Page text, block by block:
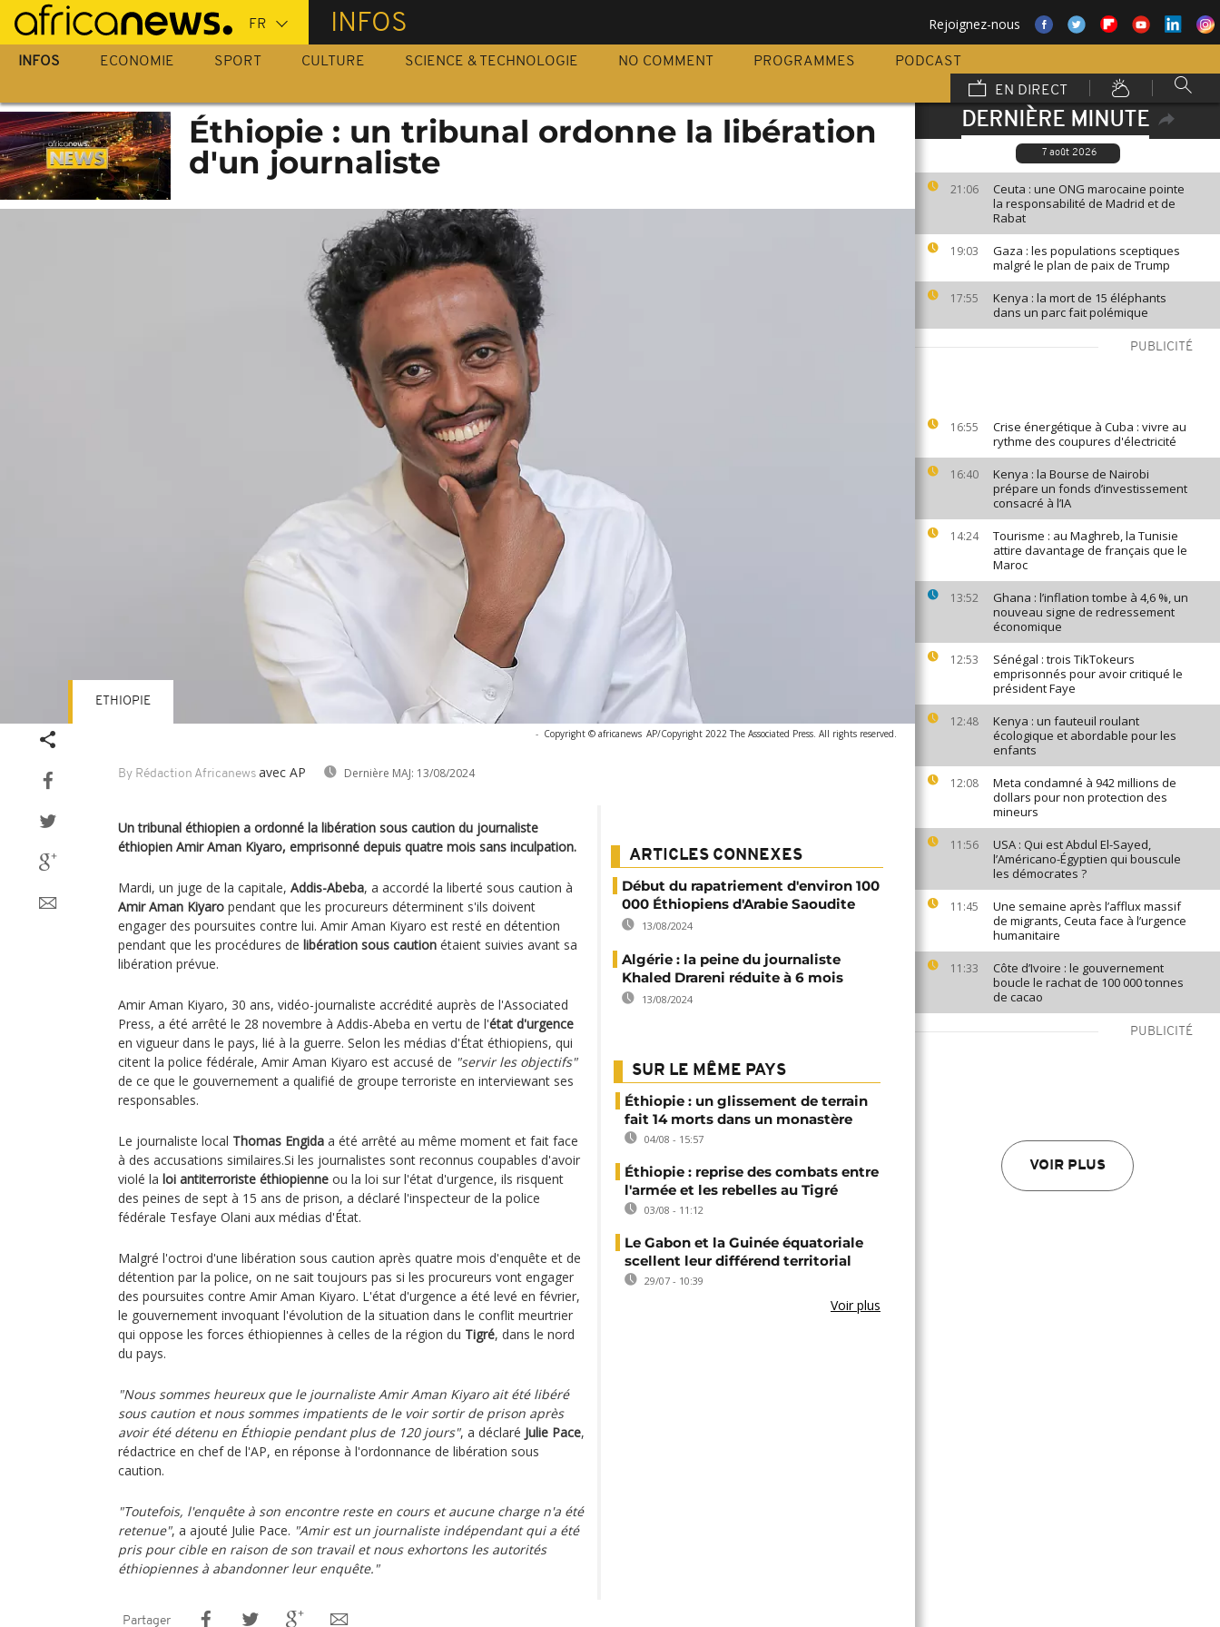
Passer
au
contenu
INFOS Rejoignez-nous
INFOS ECONOMIE SPORT CULTURE SCIENCE & TECHNOLOGIE NO COMMENT PROGRAMMES
PODCAST
EN DIRECT
DERNIÈRE MINUTE
7 août 2026
21:06
Ceuta : une ONG marocaine pointe
la responsabilité de Madrid et de
Rabat
19:03
Gaza : les populations sceptiques
malgré le plan de paix de Trump
17:55
Kenya : la mort de 15 éléphants
dans un parc fait polémique
PUBLICITÉ
16:55
Crise énergétique à Cuba : vivre au
rythme des coupures d'électricité
16:40
Kenya : la Bourse de Nairobi
prépare un fonds d’investissement
consacré à l’IA
14:24
Tourisme : au Maghreb, la Tunisie
attire davantage de français que le
Maroc
13:52
Ghana : l’inflation tombe à 4,6 %, un
nouveau signe de redressement
économique
12:53
Sénégal : trois TikTokeurs
emprisonnés pour avoir critiqué le
président Faye
12:48
Kenya : un fauteuil roulant
écologique et abordable pour les
enfants
12:08
Meta condamné à 942 millions de
dollars pour non protection des
mineurs
11:56
USA : Qui est Abdul El-Sayed,
l’Américano-Égyptien qui bouscule
les démocrates ?
11:45
Une semaine après l’afflux massif
de migrants, Ceuta face à l’urgence
humanitaire
11:33
Côte d’Ivoire : le gouvernement
boucle le rachat de 100 000 tonnes
de cacao
PUBLICITÉ
VOIR PLUS
Éthiopie : un tribunal ordonne la libération
d'un journaliste
- Copyright © africanews AP/Copyright 2022 The Associated Press. All rights reserved.
By Rédaction Africanews avec AP Dernière MAJ: 13/08/2024
ETHIOPIE
Un tribunal éthiopien a ordonné la libération sous caution du journaliste
éthiopien Amir Aman Kiyaro, emprisonné depuis quatre mois sans inculpation.
Mardi, un juge de la capitale, Addis-Abeba, a accordé la liberté sous caution à
Amir Aman Kiyaro pendant que les procureurs déterminent s'ils doivent
engager des poursuites contre lui. Amir Aman Kiyaro est resté en détention
pendant que les procédures de libération sous caution étaient suivies avant sa
libération prévue.
Amir Aman Kiyaro, 30 ans, vidéo-journaliste accrédité auprès de l'Associated
Press, a été arrêté le 28 novembre à Addis-Abeba en vertu de l'état d'urgence
en vigueur dans le pays, lié à la guerre. Selon les médias d'État éthiopiens, qui
citent la police fédérale, Amir Aman Kiyaro est accusé de "servir les objectifs"
de ce que le gouvernement a qualifié de groupe terroriste en interviewant ses
responsables.
Le journaliste local Thomas Engida a été arrêté au même moment et fait face
à des accusations similaires.Si les journalistes sont reconnus coupables d'avoir
violé la loi antiterroriste éthiopienne ou la loi sur l'état d'urgence, ils risquent
des peines de sept à 15 ans de prison, a déclaré l'inspecteur de la police
fédérale Tesfaye Olani aux médias d'État.
Malgré l'octroi d'une libération sous caution après quatre mois d'enquête et de
détention par la police, on ne sait toujours pas si les procureurs vont engager
des poursuites contre Amir Aman Kiyaro. L'état d'urgence a été levé en février,
le gouvernement invoquant l'évolution de la situation dans le conflit meurtrier
qui oppose les forces éthiopiennes à celles de la région du Tigré, dans le nord
du pays.
"Nous sommes heureux que le journaliste Amir Aman Kiyaro ait été libéré
sous caution et nous sommes impatients de le voir sortir de prison après
avoir été détenu en Éthiopie pendant plus de 120 jours", a déclaré Julie Pace,
rédactrice en chef de l'AP, en réponse à l'ordonnance de libération sous
caution.
"Toutefois, l'enquête à son encontre reste en cours et aucune charge n'a été
retenue", a ajouté Julie Pace. "Amir est un journaliste indépendant qui a été
pris pour cible en raison de son travail et nous exhortons les autorités
éthiopiennes à abandonner leur enquête."
ARTICLES CONNEXES
Début du rapatriement d'environ 100
000 Éthiopiens d'Arabie Saoudite
13/08/2024
Algérie : la peine du journaliste
Khaled Drareni réduite à 6 mois
13/08/2024
SUR LE MÊME PAYS
Éthiopie : un glissement de terrain
fait 14 morts dans un monastère
04/08 - 15:57
Éthiopie : reprise des combats entre
l'armée et les rebelles au Tigré
03/08 - 11:12
Le Gabon et la Guinée équatoriale
scellent leur différend territorial
29/07 - 10:39
Voir plus
Partager